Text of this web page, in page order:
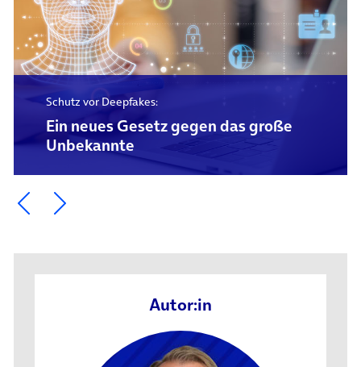
Schutz vor Deepfakes:
Ein neues Gesetz gegen das große
Unbekannte
Ein Element zurück blättern
Ein Element weiter blättern
Autor:in